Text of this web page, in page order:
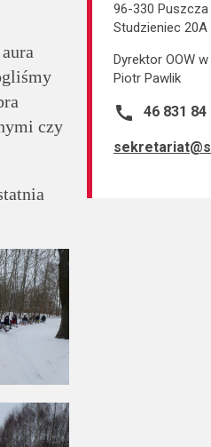
czy
96-330 Puszcza
Studzieniec 20A
Dyrektor OOW
Piotr Pawlik
call 46 831 84